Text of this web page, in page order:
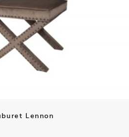
Lennon